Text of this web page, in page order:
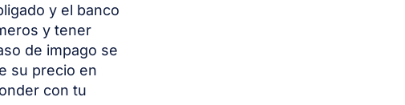
y el banco
y tener
de impago se
su precio en
con tu